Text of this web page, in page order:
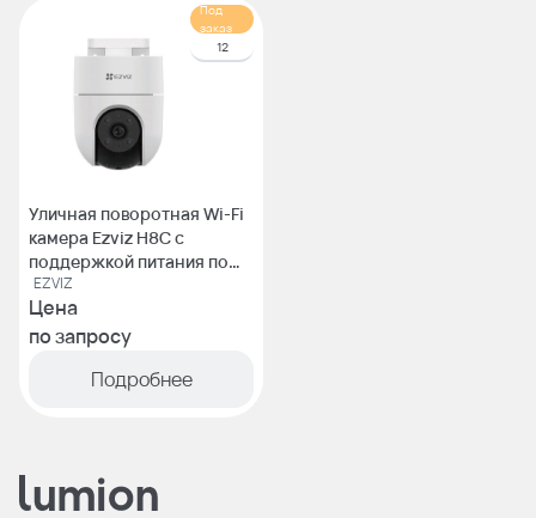
Под
заказ
12
Уличная поворотная Wi-Fi
камера Ezviz H8C с
поддержкой питания по
PoE
EZVIZ
Цена
по запросу
Подробнее